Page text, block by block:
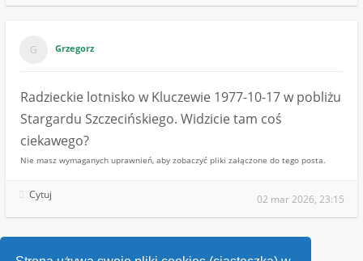
Grzegorz
Radzieckie lotnisko w Kluczewie 1977-10-17 w pobliżu
Stargardu Szczecińskiego. Widzicie tam coś
ciekawego?
Nie masz wymaganych uprawnień, aby zobaczyć pliki załączone do tego posta.
Cytuj 02 mar 2026, 23:15
1 … 22 23 24 25